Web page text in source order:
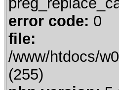
error code: 0
file:
/www/htdocs/
(255)